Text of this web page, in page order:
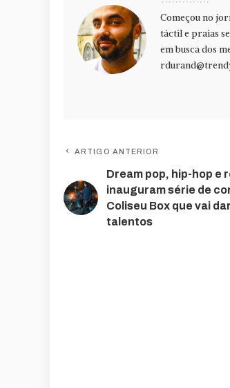
Começou no
táctil e praias
em busca dos
ARTIGO ANTERIOR
Dream pop, hip-hop e
inauguram série de
Coliseu Box que vai
talentos